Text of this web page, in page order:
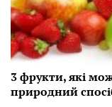
3 фрукти, які
природний